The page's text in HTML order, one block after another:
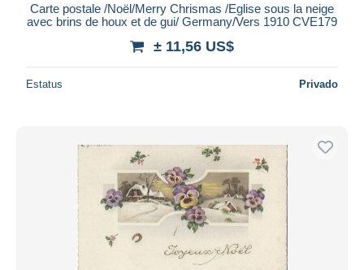
Carte postale /Noël/Merry Chrismas /Eglise sous la neige
avec brins de houx et de gui/ Germany/Vers 1910 CVE179
± 11,56 US$
Estatus Privado